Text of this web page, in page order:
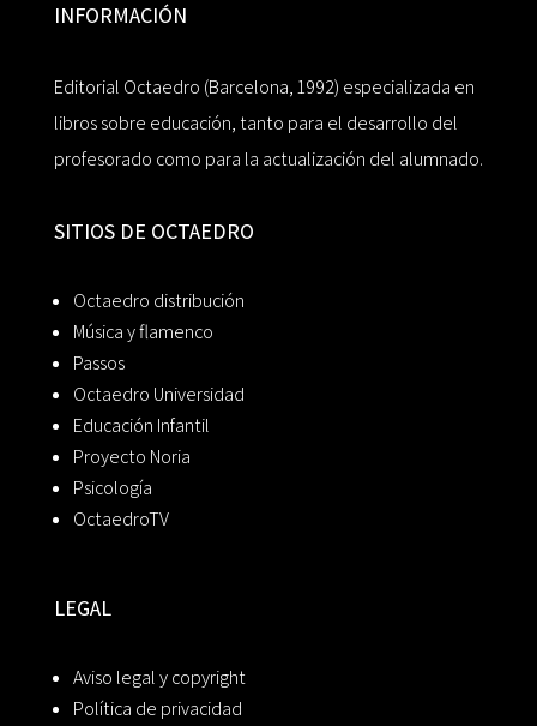
INFORMACIÓN
Editorial Octaedro (Barcelona, 1992) especializada en
libros sobre educación, tanto para el desarrollo del
profesorado como para la actualización del alumnado.
SITIOS DE OCTAEDRO
Octaedro distribución
Música y flamenco
Passos
Octaedro Universidad
Educación Infantil
Proyecto Noria
Psicología
OctaedroTV
LEGAL
Aviso legal y copyright
Política de privacidad